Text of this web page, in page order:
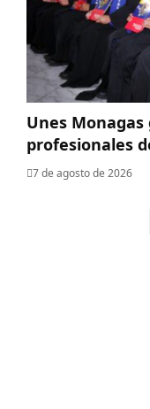
Unes
profesionales
7 de agosto de 2026